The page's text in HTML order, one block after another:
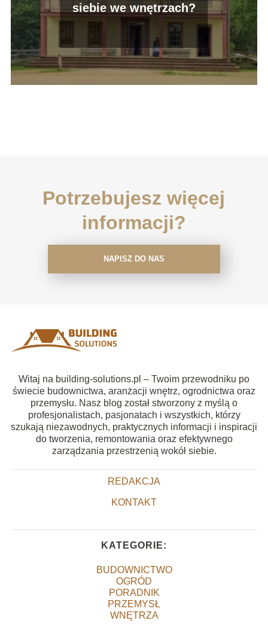
siebie we wnętrzach?
Potrzebujesz więcej
informacji?
NAPISZ DO NAS
Witaj na building-solutions.pl – Twoim przewodniku po
świecie budownictwa, aranżacji wnętrz, ogrodnictwa oraz
przemysłu. Nasz blog został stworzony z myślą o
profesjonalistach, pasjonatach i wszystkich, którzy
szukają niezawodnych, praktycznych informacji i inspiracji
do tworzenia, remontowania oraz efektywnego
zarządzania przestrzenią wokół siebie.
REDAKCJA
KONTAKT
KATEGORIE:
BUDOWNICTWO
OGRÓD
PORADNIK
PRZEMYSŁ
WNĘTRZA